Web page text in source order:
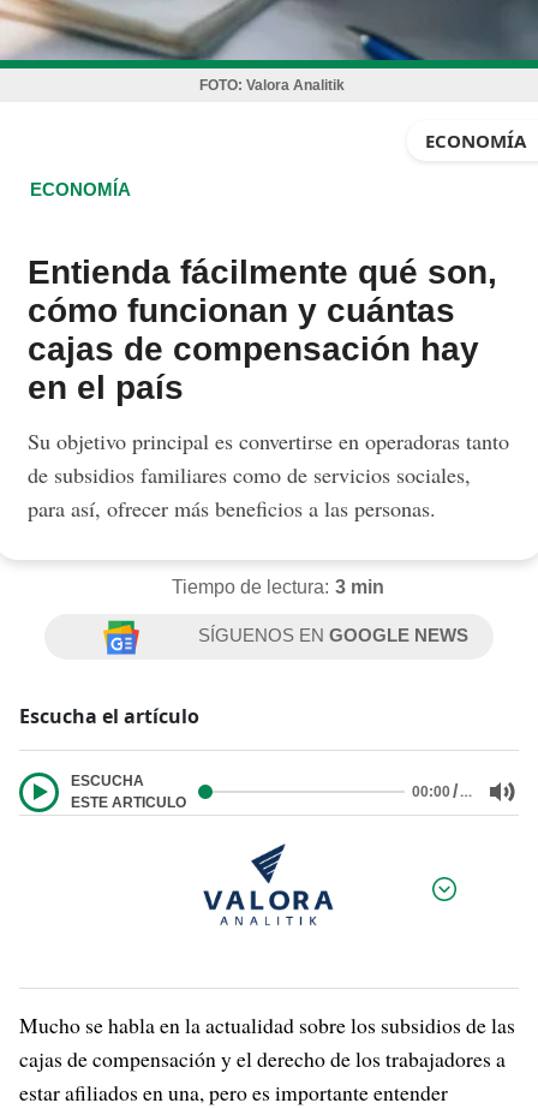
FOTO: Valora Analitik
ECONOMÍA
ECONOMÍA
Entienda fácilmente qué son,
cómo funcionan y cuántas
cajas de compensación hay
en el país
Su objetivo principal es convertirse en operadoras tanto
de subsidios familiares como de servicios sociales,
para así, ofrecer más beneficios a las personas.
Tiempo de lectura: 3 min
SÍGUENOS ENGOOGLE NEWS
Escucha el artículo
ESCUCHA
ESTE ARTICULO
00:00/…
Por:
Mucho se habla en la actualidad sobre los subsidios de las
cajas de compensación y el derecho de los trabajadores a
estar afiliados en una, pero es importante entender